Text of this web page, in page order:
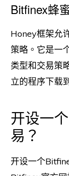
Bitfinex蜂
Honey框架允
策略。它是一
类型和交易策
立的程序下载
开设一
易？
开设一个